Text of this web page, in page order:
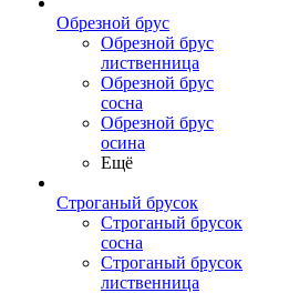
Обрезной брус
Обрезной брус
лиственница
Обрезной брус
сосна
Обрезной брус
осина
Ещё
Строганый брусок
Строганый брусок
сосна
Строганый брусок
лиственница